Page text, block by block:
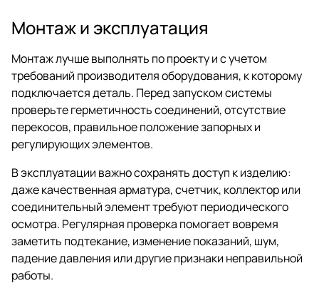
Монтаж и эксплуатация
Монтаж лучше выполнять по проекту и с учетом
требований производителя оборудования, к которому
подключается деталь. Перед запуском системы
проверьте герметичность соединений, отсутствие
перекосов, правильное положение запорных и
регулирующих элементов.
В эксплуатации важно сохранять доступ к изделию:
даже качественная арматура, счетчик, коллектор или
соединительный элемент требуют периодического
осмотра. Регулярная проверка помогает вовремя
заметить подтекание, изменение показаний, шум,
падение давления или другие признаки неправильной
работы.